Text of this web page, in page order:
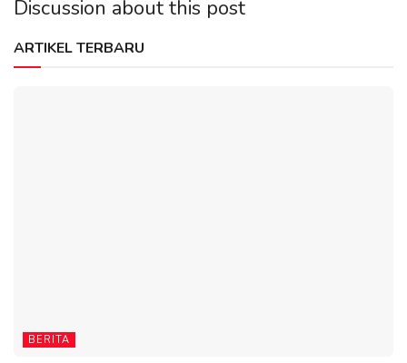
Discussion about this post
ARTIKEL TERBARU
BERITA